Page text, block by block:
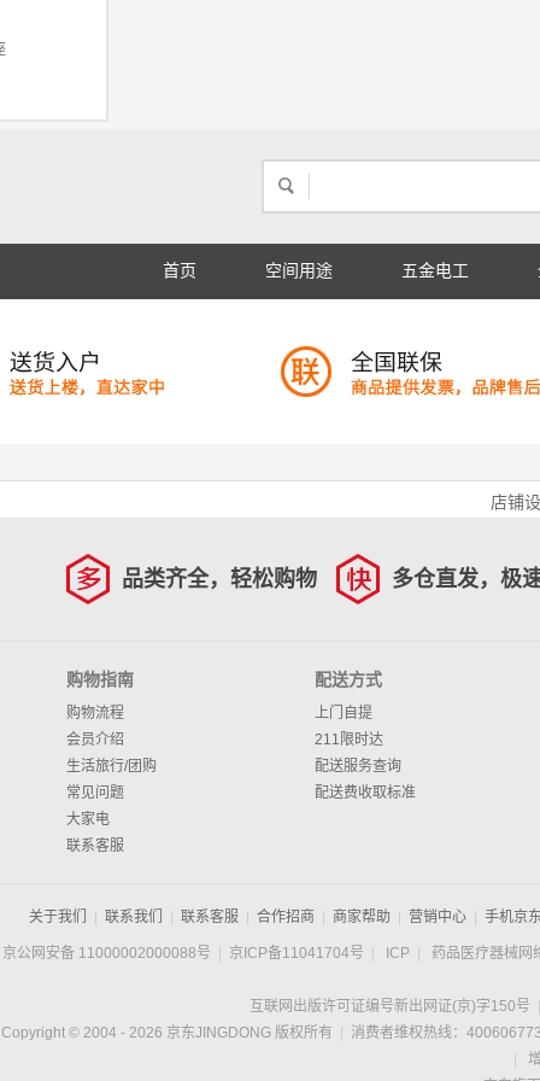
首页 空间用途 五金电工
店铺
品类齐全，轻松购物 多仓直发，极
购物指南
购物流程
会员介绍
生活旅行/团购
常见问题
大家电
联系客服
配送方式
上门自提
211限时达
配送服务查询
配送费收取标准
关于我们 联系我们 联系客服 合作招商 商家帮助 营销中心 手机京
京公网安备 11000002000088号 京ICP备11041704号 ICP 药品医疗器械网
互联网出版许可证编号新出网证(京)字150号
Copyright © 2004 - 2026 京东JINGDONG 版权所有
消费者维权热线：